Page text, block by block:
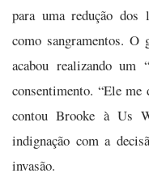
para uma redução dos
como sangramentos. O
acabou realizando um
consentimento. “Ele
contou Brooke à Us
indignação com a
invasão.